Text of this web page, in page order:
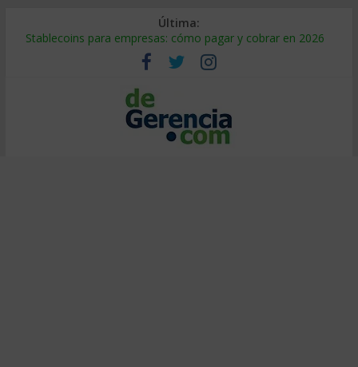
Última:
Stablecoins para empresas: cómo pagar y cobrar en 2026
Despido silencioso: qué es y por qué sale tan caro
IA en selección de personal: cómo auditarla a tiempo
Trabajo forzoso en la cadena de suministro: qué hacer
Mercado hispano de EE. UU.: cómo segmentarlo y venderle